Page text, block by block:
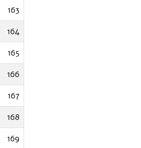
163
164
165
166
167
168
169